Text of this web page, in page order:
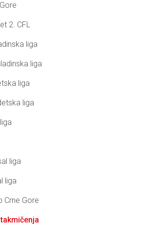
2. CFL
liga
liga
liga
liga
liga
liga
Crne Gore